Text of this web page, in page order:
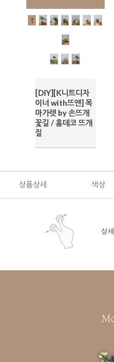
[DIY][K니트디자
이너 with뜨앤] 목
마가렛 by 손뜨개
꽃길 / 홈데코 뜨개
질
상품상세 색상
상